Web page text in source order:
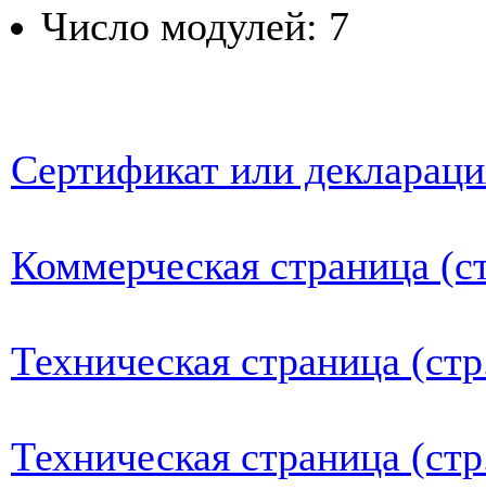
Число модулей: 7
Сертификат или
Коммерческая страница
Техническая страница
Техническая страница